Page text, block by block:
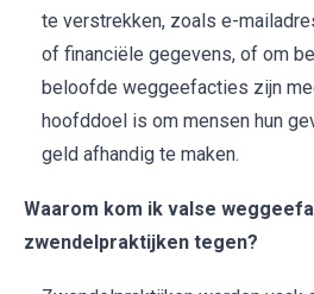
te verstrekken, zoals e-
of financiële gegevens, of om
beloofde weggeefacties zijn
hoofddoel is om mensen hun
geld afhandig te maken.
Waarom kom ik valse
zwendelpraktijken tegen?